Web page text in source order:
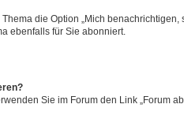
die Option „Mich
ebenfalls für Sie abonniert.
Sie im Forum den Link „Forum